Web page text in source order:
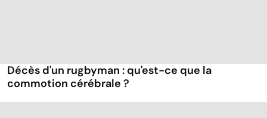
Décès d'un rugbyman : qu'est-ce que la
commotion cérébrale ?